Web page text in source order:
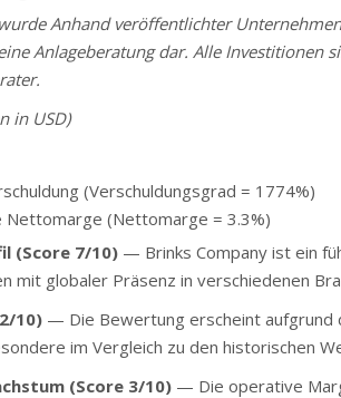
Anhand veröffentlichter
Anlageberatung dar. Alle Investitionen
in USD)
(Verschuldungsgrad = 1774%)
Nettomarge (Nettomarge = 3.3%)
(Score 7/10)— Brinks Company ist ein
mit globaler Präsenz in verschiedenen
10)— Die Bewertung erscheint aufgrund
im Vergleich zu den historischen
(Score 3/10)— Die operative